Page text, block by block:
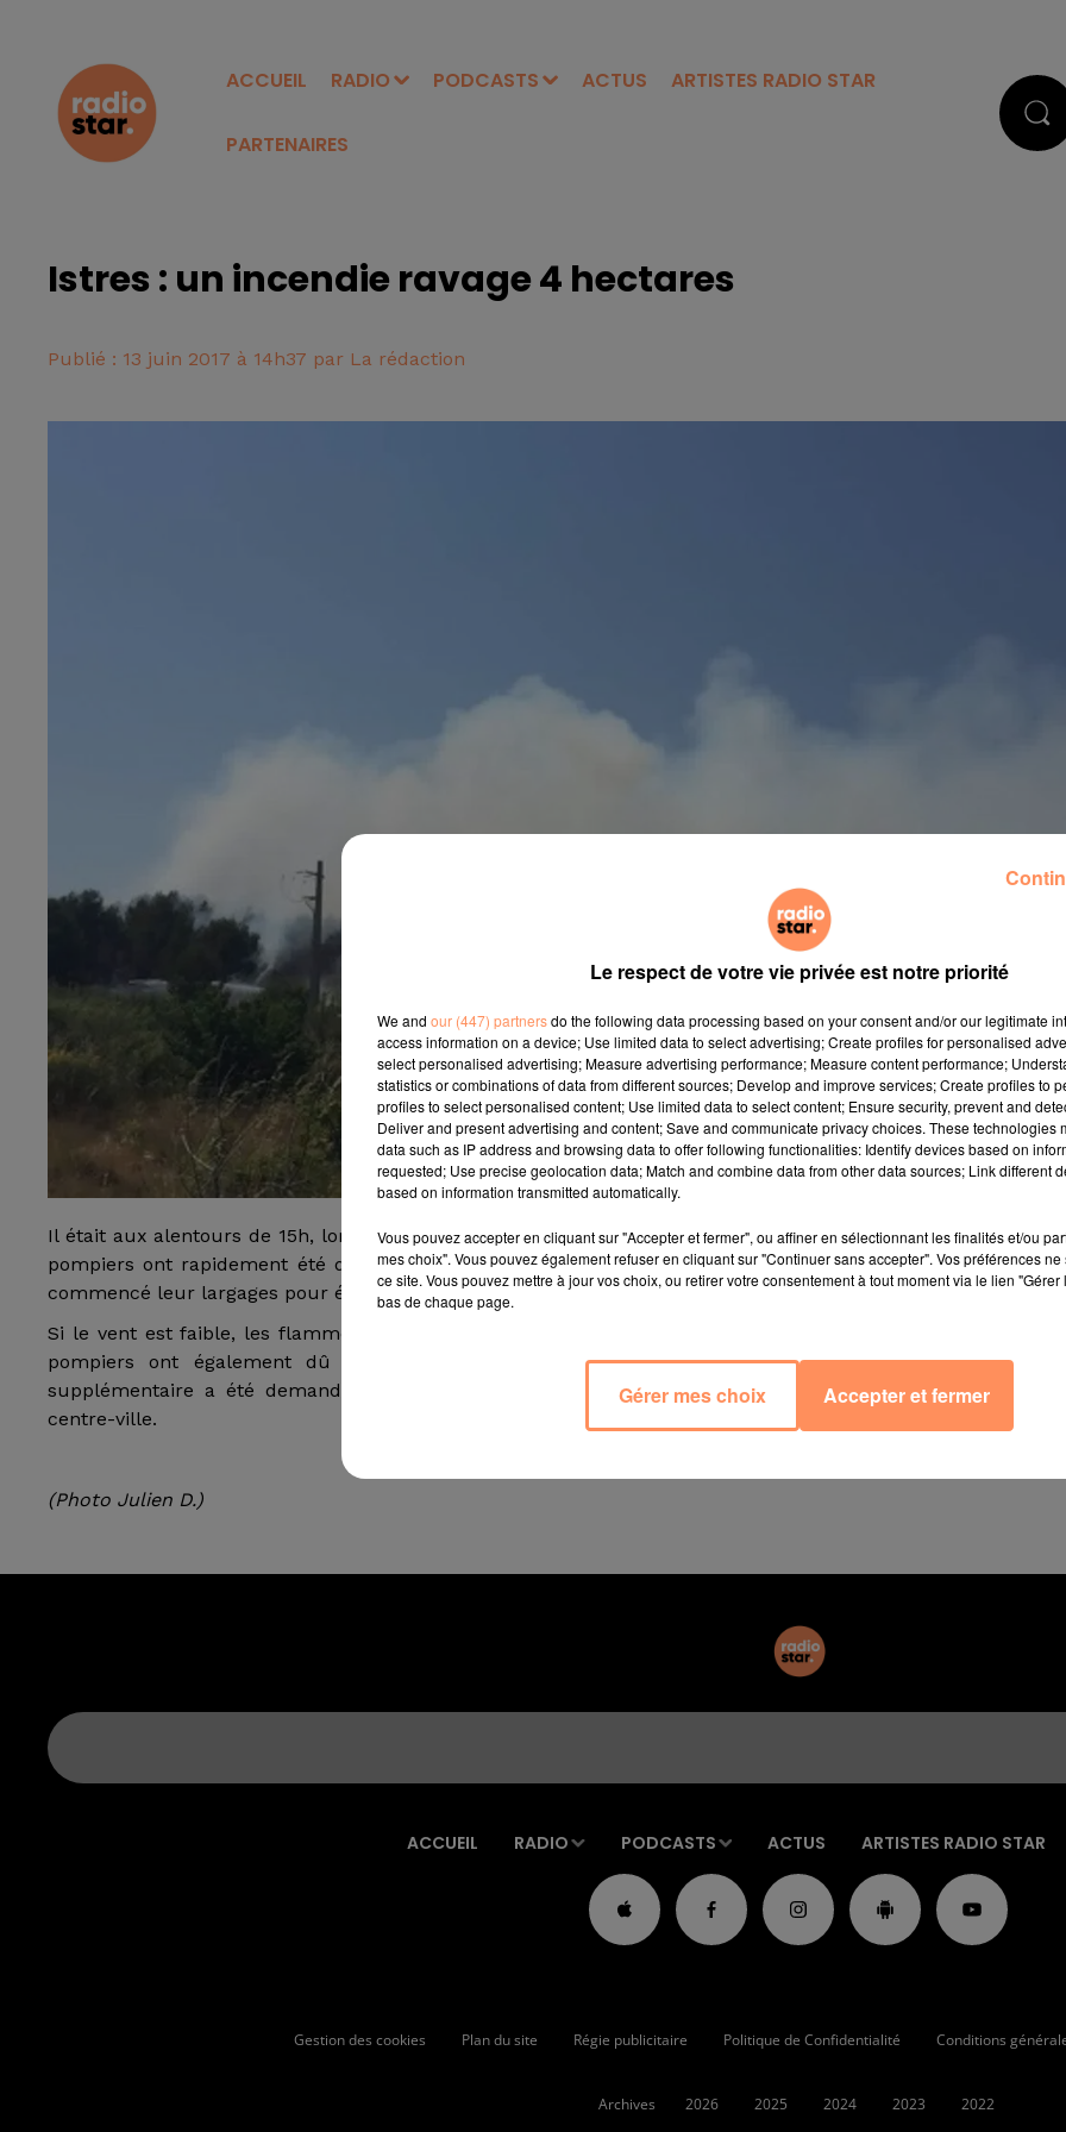
ACCUEIL RADIO PODCASTS ACTUS ARTISTES RADIO STAR
PARTENAIRES
Istres : un incendie ravage 4 hectares
Publié : 13 juin 2017 à 14h37 par La rédaction
Il était aux alentours de 15h, lorsqu'un départ de feu a été signalé à Istres, route de la Cabane noire (D52).
pompiers ont rapidement été dépêchés sur place. Une vingtaine d'engins ont été déployés et 4 Canadair
commencé leur largages pour épauler les équipes d'intervention au sol.
Si le vent est faible, les flammes ont menacé une dizaine d'hectares, finalement quatre ont été détruits.
pompiers ont également dû s'employer pour protéger un centre équestre. Un renfort d'un
supplémentaire a été demandé par les sapeurs-pompiers. L'odeur de fumée est ressentie jusque dans
centre-ville.
(Photo Julien D.)
ACCUEIL RADIO PODCASTS ACTUS ARTISTES RADIO STAR
Gestion des cookies Plan du site Régie publicitaire Politique de Confidentialité Conditions
Archives 2026 2025 2024 2023 2022
Le respect de votre vie privée est notre priorité
We and our (447) partnersdo the following data processing based on your consent and/or our legitimate
access information on a device; Use limited data to select advertising; Create profiles for personalised
select personalised advertising; Measure advertising performance; Measure content performance;
statistics or combinations of data from different sources; Develop and improve services; Create profiles to
profiles to select personalised content; Use limited data to select content; Ensure security, prevent and
Deliver and present advertising and content; Save and communicate privacy choices. These technologies
data such as IP address and browsing data to offer following functionalities: Identify devices based on
requested; Use precise geolocation data; Match and combine data from other data sources; Link different
based on information transmitted automatically.
Vous pouvez accepter en cliquant sur "Accepter et fermer", ou affiner en sélectionnant les finalités et/ou
mes choix". Vous pouvez également refuser en cliquant sur "Continuer sans accepter". Vos préférences
ce site. Vous pouvez mettre à jour vos choix, ou retirer votre consentement à tout moment via le lien
bas de chaque page.
Gérer mes choix Accepter et fermer